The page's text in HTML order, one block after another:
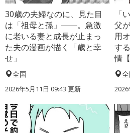
30歳の夫婦なのに、見た目
は「祖母と孫」――。急激
に老いる妻と成長が止まっ
た夫の漫画が描く「歳と幸
せ」
全国
2026年5月11日 09:43 更新
「
父
用
す
情